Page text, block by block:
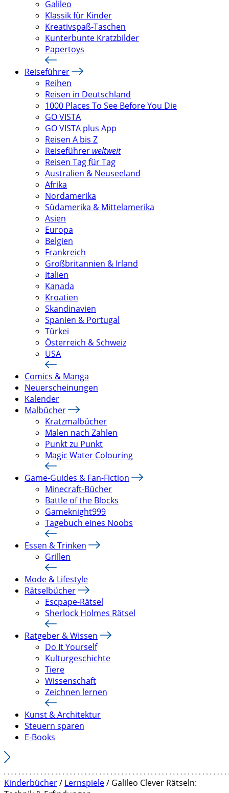
Galileo
Klassik für Kinder
Kreativspaß-Taschen
Kunterbunte Kratzbilder
Papertoys
Reiseführer
Reihen
Reisen in Deutschland
1000 Places To See Before You Die
GO VISTA
GO VISTA plus App
Reisen A bis Z
Reiseführer weltweit
Reisen Tag für Tag
Australien & Neuseeland
Afrika
Nordamerika
Südamerika & Mittelamerika
Asien
Europa
Belgien
Frankreich
Großbritannien & Irland
Italien
Kanada
Kroatien
Skandinavien
Spanien & Portugal
Türkei
Österreich & Schweiz
USA
Comics & Manga
Neuerscheinungen
Kalender
Malbücher
Kratzmalbücher
Malen nach Zahlen
Punkt zu Punkt
Magic Water Colouring
Game-Guides & Fan-Fiction
Minecraft-Bücher
Battle of the Blocks
Gameknight999
Tagebuch eines Noobs
Essen & Trinken
Grillen
Mode & Lifestyle
Rätselbücher
Escpape-Rätsel
Sherlock Holmes Rätsel
Ratgeber & Wissen
Do It Yourself
Kulturgeschichte
Tiere
Wissenschaft
Zeichnen lernen
Kunst & Architektur
Steuern sparen
E-Books
Kinderbücher/ Lernspiele/ Galileo Clever Rätseln: